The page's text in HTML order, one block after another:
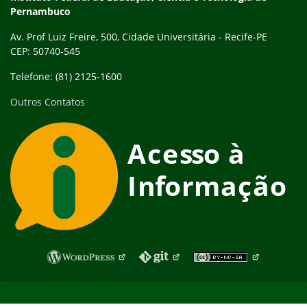
Pernambuco
Av. Prof Luiz Freire, 500, Cidade Universitária - Recife-PE
CEP: 50740-545
Telefone: (81) 2125-1600
Outros Contatos